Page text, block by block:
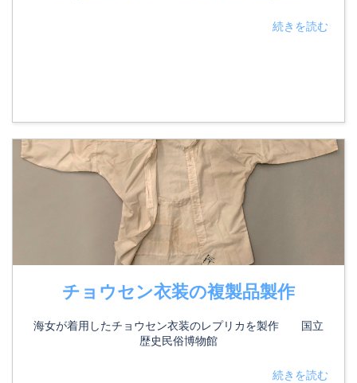
続きを読む
チョウセン衣装の複製品製作
海女が着用したチョウセン衣装のレプリカを製作 国立
歴史民俗博物館
続きを読む